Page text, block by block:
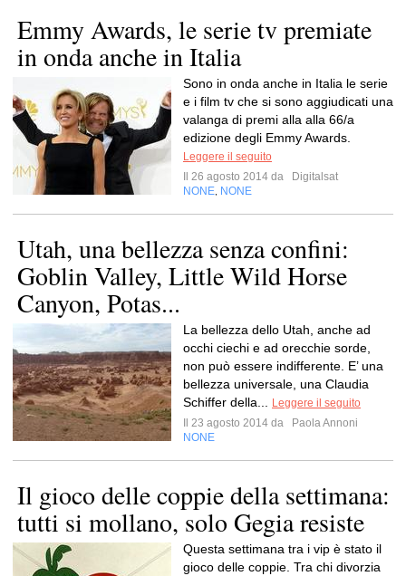
Emmy Awards, le serie tv premiate
in onda anche in Italia
Sono in onda anche in Italia le serie
e i film tv che si sono aggiudicati una
valanga di premi alla alla 66/a
edizione degli Emmy Awards.
Leggere il seguito
Il 26 agosto 2014 da
Digitalsat
NONE NONE
Utah, una bellezza senza confini:
Goblin Valley, Little Wild Horse
Canyon, Potas...
La bellezza dello Utah, anche ad
occhi ciechi e ad orecchie sorde,
non può essere indifferente. E’ una
bellezza universale, una Claudia
Schiffer della...
Leggere il seguito
Il 23 agosto 2014 da
Paola Annoni
NONE
Il gioco delle coppie della settimana:
tutti si mollano, solo Gegia resiste
Questa settimana tra i vip è stato il
gioco delle coppie. Tra chi divorzia